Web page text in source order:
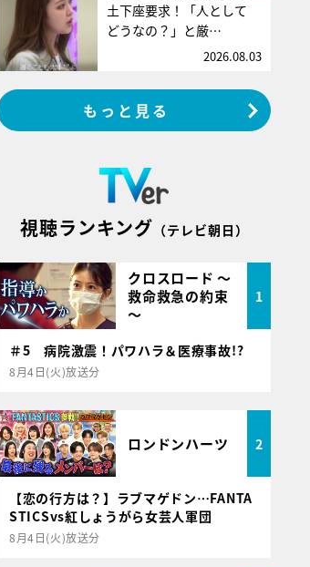
土下座要求！「人として
どうなの？」と厳…
2026.08.03
もっと見る
視聴ランキング （テレビ朝日）
クロスロード ～
救命救急の約束
～
1
＃5 病院激震！パワハラ＆医療事故!?
8月4日(火)放送分
ロンドンハーツ 2
【恋の行方は？】ラブマゲドン…FANTA
STICSvs紅しょうがら女芸人軍団
8月4日(火)放送分